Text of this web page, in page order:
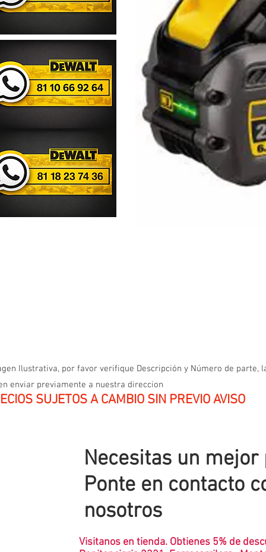
Ilustrativa, por favor verifique Descripción y Número de parte,
enviar previamente a nuestra direccion
SUJETOS A CAMBIO SIN PREVIO AVISO
Necesitas un mejor
Ponte en contacto
nosotros
Visitanos en tienda. Obtienes 5% de